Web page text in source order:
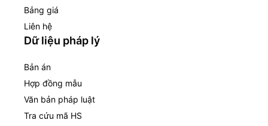
Bảng giá
Liên hệ
Dữ liệu pháp lý
Bản án
Hợp đồng mẫu
Văn bản pháp luật
Tra cứu mã HS